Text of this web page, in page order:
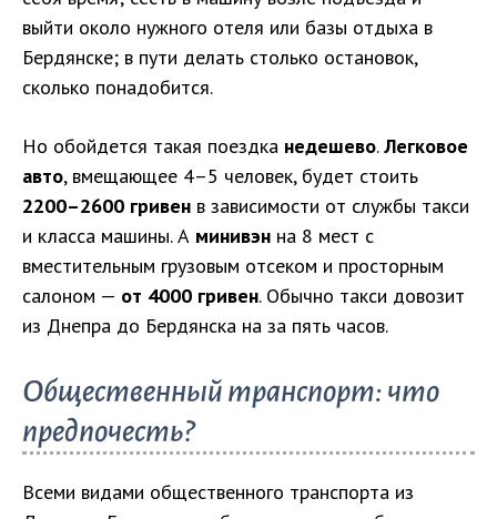
выйти около нужного отеля или базы отдыха в
Бердянске; в пути делать столько остановок,
сколько понадобится.
Но обойдется такая поездка недешево.Легковое
авто, вмещающее 4–5 человек, будет стоить
2200–2600 гривен в зависимости от службы такси
и класса машины. А минивэн на 8 мест с
вместительным грузовым отсеком и просторным
салоном — от 4000 гривен. Обычно такси довозит
из Днепра до Бердянска на за пять часов.
Общественный транспорт: что
предпочесть?
Всеми видами общественного транспорта из